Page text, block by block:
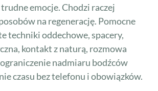
emocje. Chodzi raczej
na regenerację. Pomocne
techniki oddechowe, spacery,
kontakt z naturą, rozmowa
nadmiaru bodźców
czasu bez telefonu i obowiązków.